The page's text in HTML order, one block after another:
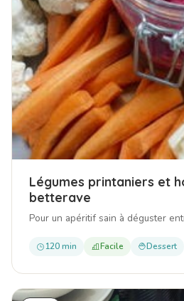
Légumes printaniers et
betterave
Pour un apéritif sain à déguster
120 min Facile Dessert